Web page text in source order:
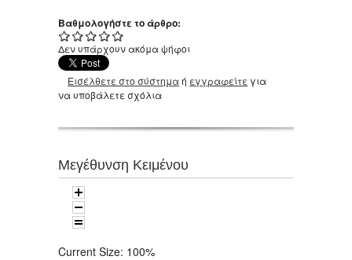
Βαθμολογήστε το άρθρο:
Δεν υπάρχουν ακόμα ψήφοι
Εισέλθετε στο σύστημαή εγγραφείτε για
να υποβάλετε σχόλια
Μεγέθυνση Κειμένου
Current Size: 100%